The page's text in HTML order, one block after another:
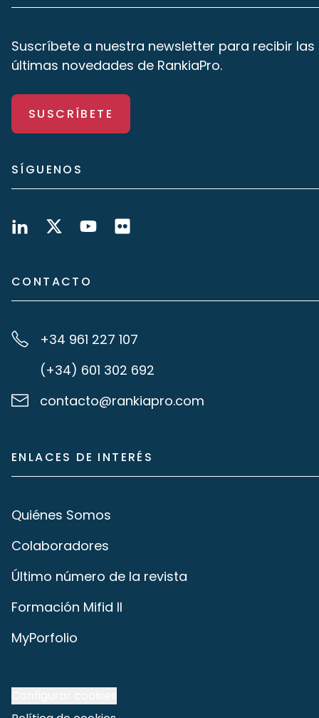
Suscríbete a nuestra newsletter para recibir las
últimas novedades de RankiaPro.
SUSCRÍBETE
SÍGUENOS
CONTACTO
+34 961 227 107
(+34) 601 302 692
contacto@rankiapro.com
ENLACES DE INTERÉS
Quiénes Somos
Colaboradores
Último número de la revista
Formación Mifid II
MyPorfolio